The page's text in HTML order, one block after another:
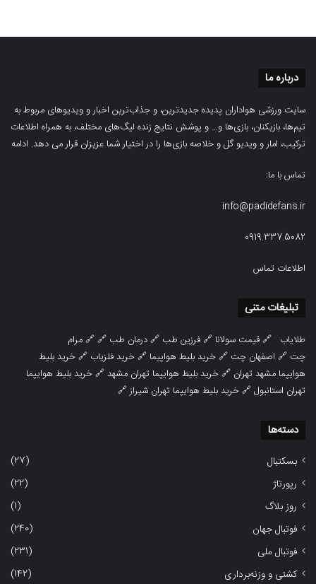
درباره ما
سایت ورزشی هواداران پدیده جدیدترین، و جذاب‌ترین اخبار و ویدیوهای مربوط به
تیم‌ها، بازیکنان، بازی‌ها و… و پوشش نتایج زنده لیگ‌های مختلف، به همراه اطلاعات
ترکیب، امار و ویدیو‌‌ گل‌ و خلاصه بازی‌ها را در اختیار شما عزیزان قرار می دهد. ادامه
تماس با ما:
info@padidefans.ir
0919.337.5082
اطلاعات تماس
تبلیغات متنی
طلایاب 🔗قیمت سولانا 🔗فرزین طب 🔗درمان طب 🔗 🔗مرام
چت 🔗 اصفهان چت 🔗خرید بلیط هواپیما 🔗خرید فلزیاب 🔗خرید بلیط
هوایپما مشهد تهران 🔗خرید بلیط هوایپما تهران مشهد🔗خرید بلیط هوایپما
تهران استانبول🔗خرید بلیط هوایپما تهران شیراز🔗
دسته‌ها
بسکتبال
(27)
رپورتاژ
(22)
روز بلاگ
(1)
فوتبال جهان
(240)
فوتبال ملی
(231)
کشتی و وزنه‌برداری
(142)